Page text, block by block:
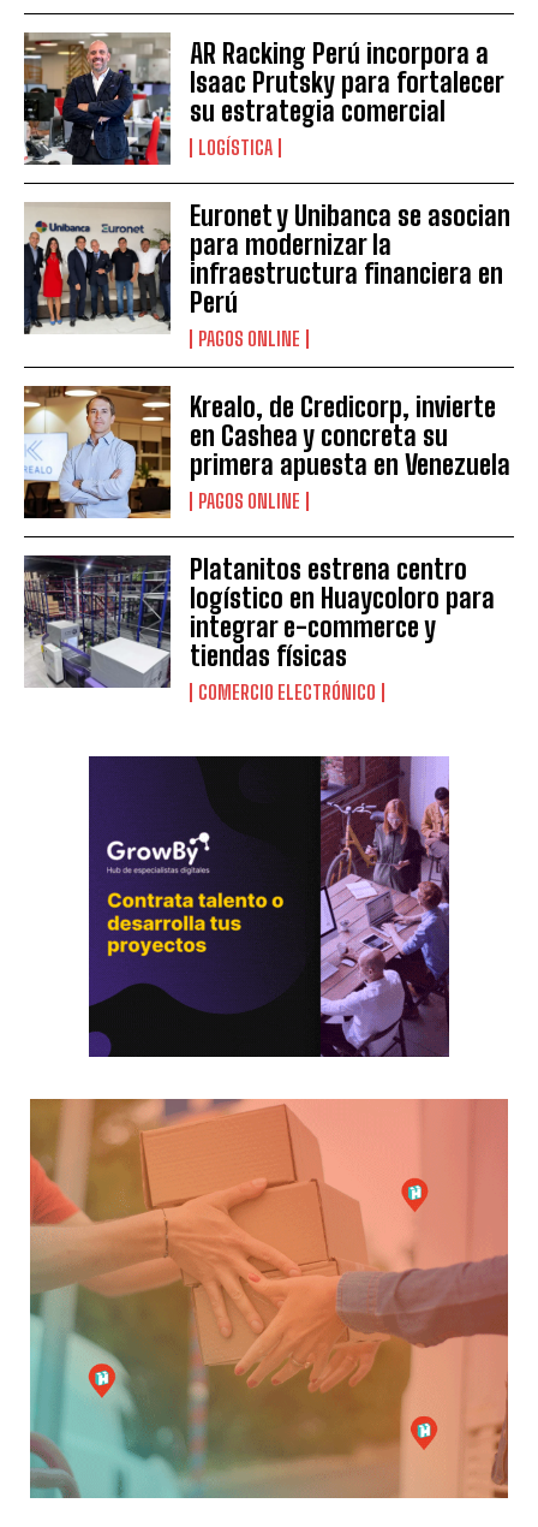
AR Racking Perú incorpora a
Isaac Prutsky para fortalecer
su estrategia comercial
LOGÍSTICA
Euronet y Unibanca se asocian
para modernizar la
infraestructura financiera en
Perú
PAGOS ONLINE
Krealo, de Credicorp, invierte
en Cashea y concreta su
primera apuesta en Venezuela
PAGOS ONLINE
Platanitos estrena centro
logístico en Huaycoloro para
integrar e-commerce y
tiendas físicas
COMERCIO ELECTRÓNICO